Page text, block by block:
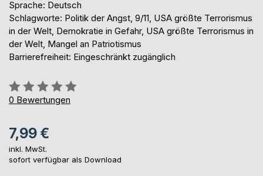
Sprache: Deutsch
Schlagworte: Politik der Angst, 9/11, USA größte Terrorismus
in der Welt, Demokratie in Gefahr, USA größte Terrorismus in
der Welt, Mangel an Patriotismus
Barrierefreiheit: Eingeschränkt zugänglich
Bewertung::
0%
0 Bewertungen
7,99 €
inkl. MwSt.
sofort verfügbar als Download